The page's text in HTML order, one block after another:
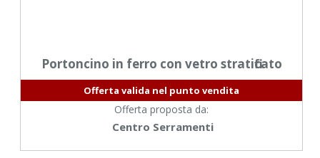
Portoncino in ferro con vetro stratificato
Offerta valida nel punto vendita
Offerta proposta da:
Centro Serramenti